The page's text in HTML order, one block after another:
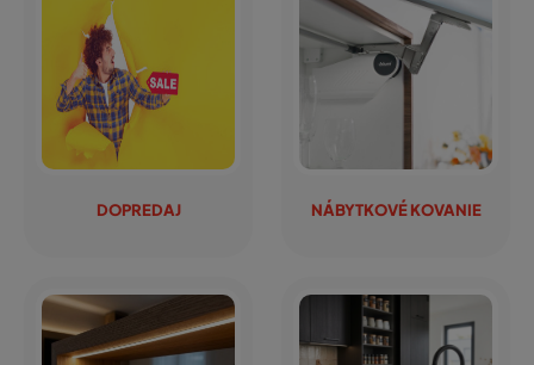
DOPREDAJ NÁBYTKOVÉ KOVANIE